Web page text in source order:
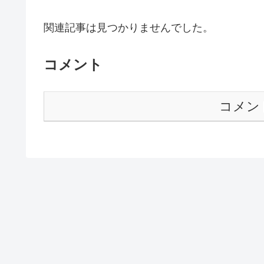
関連記事は見つかりませんでした。
コメント
コメン